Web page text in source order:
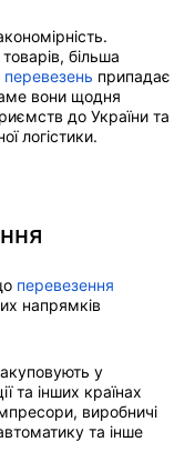
більша
припадає
вони щодня
до України та
логістики.
перевезення
напрямків
у
та інших країнах
виробничі
та інше